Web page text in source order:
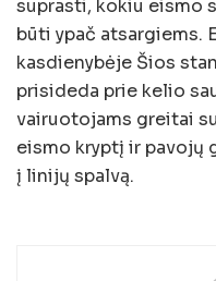
suprasti, kokiu eismo
būti ypač atsargiems.
kasdienybėje Šios
prisideda prie kelio
vairuotojams greitai
eismo kryptį ir pavojų
į linijų spalvą.